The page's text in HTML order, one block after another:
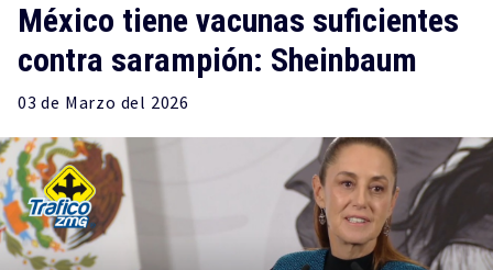
México tiene vacunas suficientes
contra sarampión: Sheinbaum
03 de Marzo del 2026